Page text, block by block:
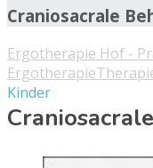
Craniosacrale
Ergotherapie Hof -
Ergotherapie
Kinder